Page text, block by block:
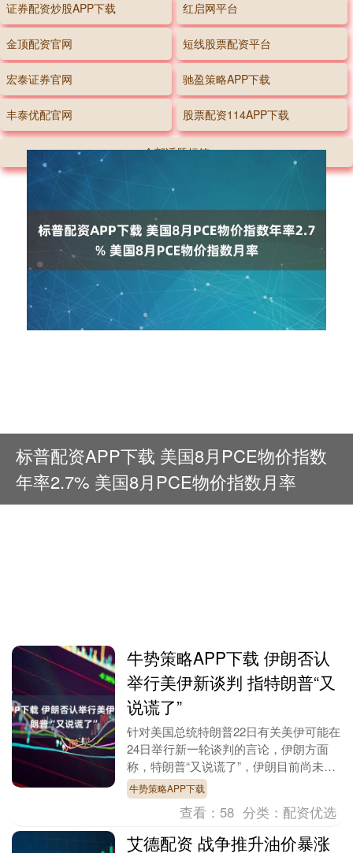
证券配资炒股APP下载 红启网平台
金顶配资官网 短线股票配资平台
宏泰证券官网 驰盈策略APP下载
丰泰优配官网 股票配资114APP下载
全部话题标签
标普配资APP下载 美国8月PCE物价指数
年率2.7% 美国8月PCE物价指数月率
牛势策略APP下载 伊朗否认
举行美伊新谈判 指特朗普“又
说谎了”
针对美国总统特朗普22日有关美伊可能在
24日举行新一轮谈判的言论，伊朗方面
称，特朗普“又说谎了”，伊朗目前尚未决
定在24日参加谈判。 伊朗方面称，特朗
普在“矛盾....
牛势策略APP下载
查看： 58 分类： 配资优选
艾德配资 战争推升油价暴涨